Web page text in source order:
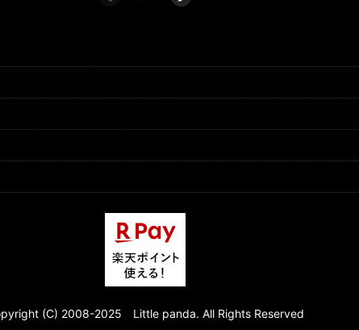
(C) 2008-2025 Little panda. All Rights Reserved